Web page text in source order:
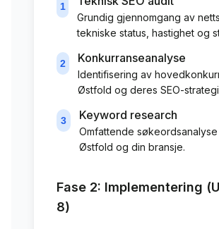
1
Grundig gjennomgang av
tekniske status, hastighet og
2 Konkurranseanalyse
Identifisering av
Østfold og deres SEO-
3 Keyword research
Omfattende
Østfold og din bransje.
Fase 2: Implementering
8)